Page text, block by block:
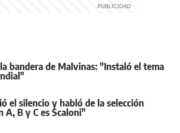
bandera de Malvinas: "Instaló el tema
el silencio y habló de la selección
B y C es Scaloni"